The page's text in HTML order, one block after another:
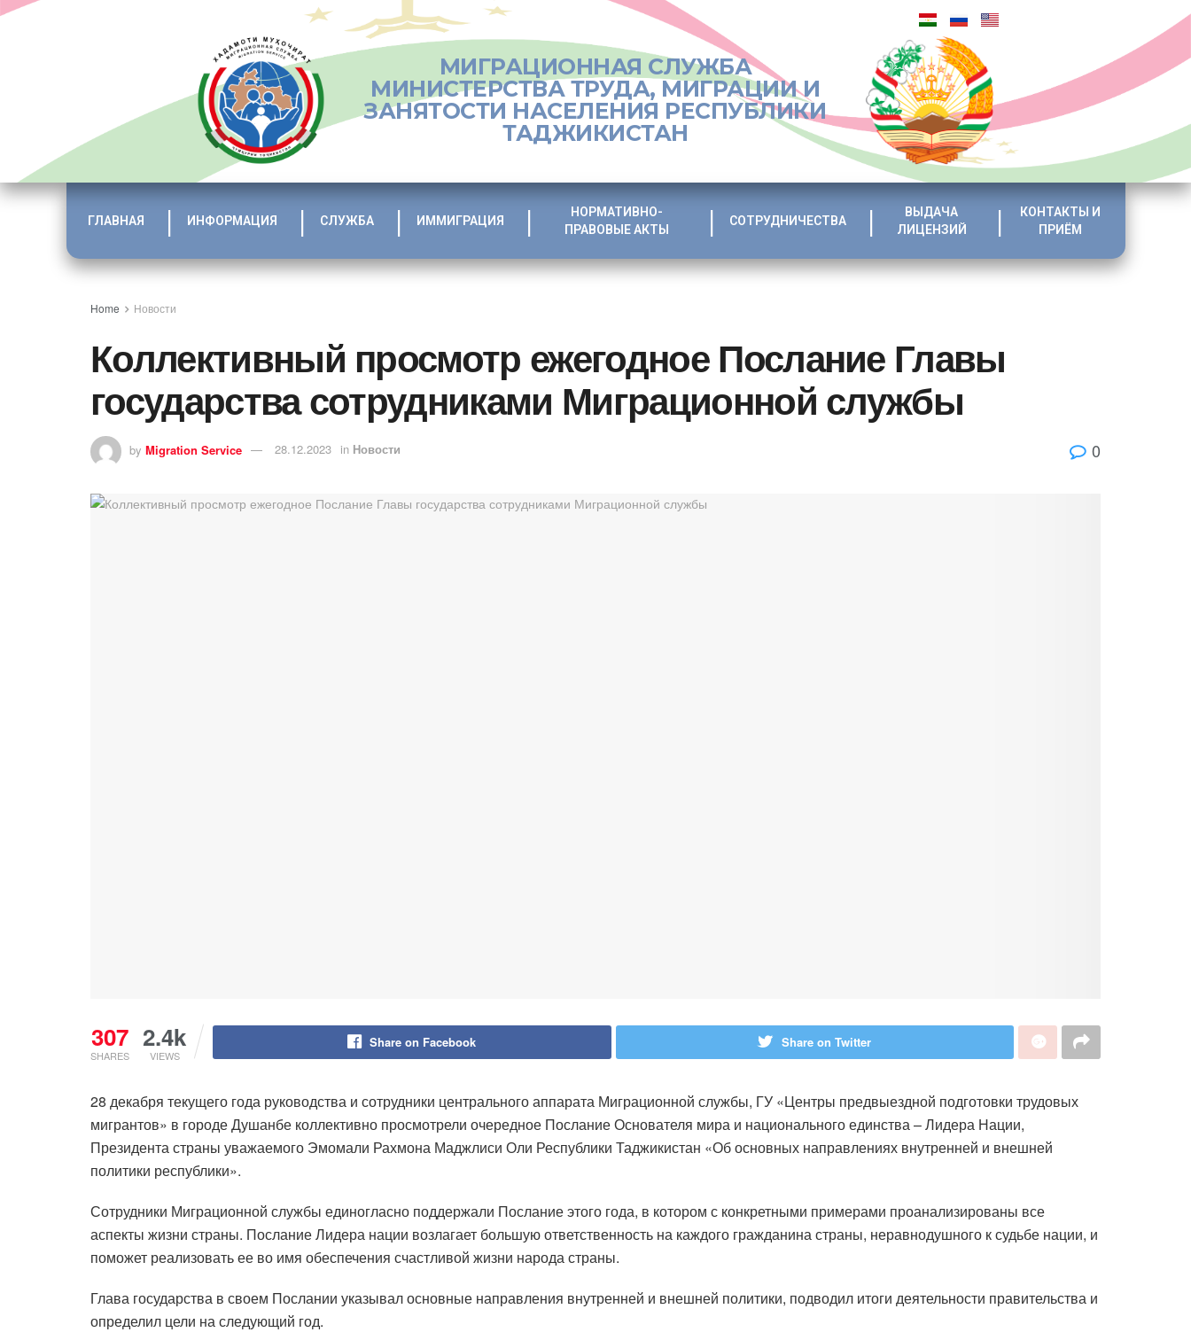
МИГРАЦИОННАЯ СЛУЖБА
МИНИСТЕРСТВА ТРУДА, МИГРАЦИИ И
ЗАНЯТОСТИ НАСЕЛЕНИЯ РЕСПУБЛИКИ
ТАДЖИКИСТАН
ГЛАВНАЯ ИНФОРМАЦИЯ СЛУЖБА ИММИГРАЦИЯ
НОРМАТИВНО-
ПРАВОВЫЕ АКТЫ
СОТРУДНИЧЕСТВА
ВЫДАЧА
ЛИЦЕНЗИЙ
КОНТАКТЫ И
ПРИЁМ
Home Новости
Коллективный просмотр ежегодное Послание Главы
государства сотрудниками Миграционной службы
by Migration Service 28.12.2023 in Новости 0
307
SHARES
2.4k
VIEWS
Share on Facebook Share on Twitter
28 декабря текущего года руководства и сотрудники центрального аппарата Миграционной службы, ГУ «Центры предвыездной подготовки трудовых
мигрантов» в городе Душанбе коллективно просмотрели очередное Послание Основателя мира и национального единства – Лидера Нации,
Президента страны уважаемого Эмомали Рахмона Маджлиси Оли Республики Таджикистан «Об основных направлениях внутренней и внешней
политики республики».
Сотрудники Миграционной службы единогласно поддержали Послание этого года, в котором с конкретными примерами проанализированы все
аспекты жизни страны. Послание Лидера нации возлагает большую ответственность на каждого гражданина страны, неравнодушного к судьбе нации, и
поможет реализовать ее во имя обеспечения счастливой жизни народа страны.
Глава государства в своем Послании указывал основные направления внутренней и внешней политики, подводил итоги деятельности правительства и
определил цели на следующий год.